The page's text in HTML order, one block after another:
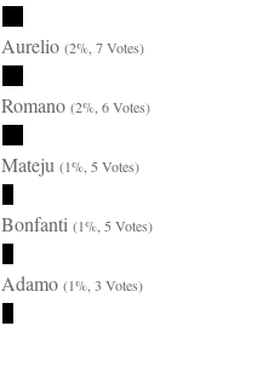
Aurelio (2%, 7 Votes)
Romano (2%, 6 Votes)
Mateju (1%, 5 Votes)
Bonfanti (1%, 5 Votes)
Adamo (1%, 3 Votes)